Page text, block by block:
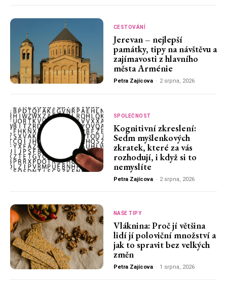
CESTOVÁNÍ
Jerevan – nejlepší
památky, tipy na návštěvu a
zajímavosti z hlavního
města Arménie
Petra Zajícova - 2 srpna, 2026
SPOLEČNOST
Kognitivní zkreslení:
Sedm myšlenkových
zkratek, které za vás
rozhodují, i když si to
nemyslíte
Petra Zajícova - 2 srpna, 2026
NAŠE TIPY
Vláknina: Proč jí většina
lidí jí poloviční množství a
jak to spravit bez velkých
změn
Petra Zajícova - 1 srpna, 2026